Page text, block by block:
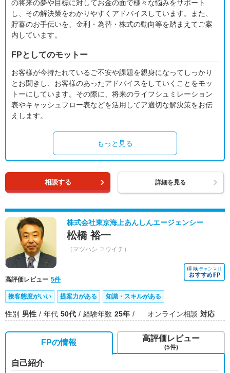
の将来の夢や目標に対してお金の面で様々な悩みをサポート
し、その解決策をわかりやすくアドバイスしています。また、
貯蓄のお手伝いを、金利・為替・株式の動向等を踏まえてご案
内しています。
FPとしてのモットー
お客様が今持たれているご不安や課題を親身になってしっかり
とお聞きし、お客様のあったアドバイスをしていくことをモッ
トーにしています。その際に、将来のライフシュミレーション
表やキャッシュフロー表などを活用してア適切な解決策をお伝
えします。
もっと見る
相談する 詳細を見る
株式会社東京海上あんしんエージェンシー
松橋 裕一
（マツハシ ユウイチ）
高評価レビュー 5件
接客態度がいい 提案力がある 知識・スキルがある
性別 男性 年代 50代 経験年数 25年 オンライン相談 対応
FPの情報
自己紹介
高評価レビュー
(5件)